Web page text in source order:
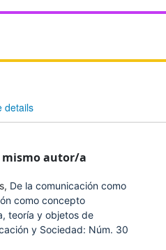
details
mismo autor/a
De la comunicación como
como concepto
teoría y objetos de
y Sociedad: Núm. 30